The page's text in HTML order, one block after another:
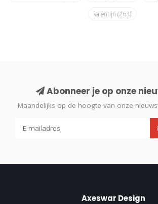
valentijn (263)
Abonneer je op onze
Maandelijks op de hoogte van onze
Axeswar Design